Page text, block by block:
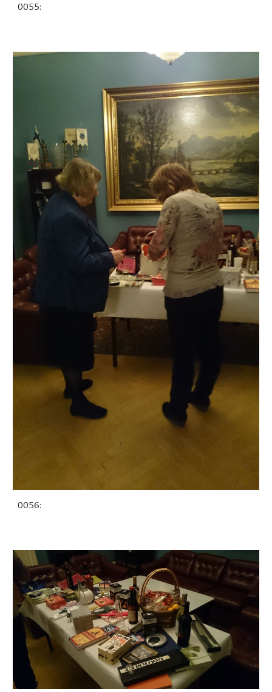
0055:
0056: